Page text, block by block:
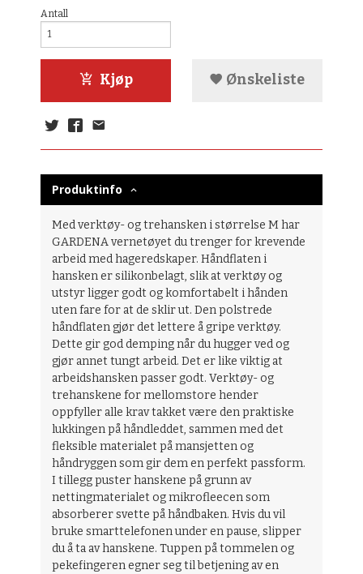
Antall
Kjøp Ønskeliste
Produktinfo
Med verktøy- og trehansken i størrelse M har
GARDENA vernetøyet du trenger for krevende
arbeid med hageredskaper. Håndflaten i
hansken er silikonbelagt, slik at verktøy og
utstyr ligger godt og komfortabelt i hånden
uten fare for at de sklir ut. Den polstrede
håndflaten gjør det lettere å gripe verktøy.
Dette gir god demping når du hugger ved og
gjør annet tungt arbeid. Det er like viktig at
arbeidshansken passer godt. Verktøy- og
trehanskene for mellomstore hender
oppfyller alle krav takket være den praktiske
lukkingen på håndleddet, sammen med det
fleksible materialet på mansjetten og
håndryggen som gir dem en perfekt passform.
I tillegg puster hanskene på grunn av
nettingmaterialet og mikrofleecen som
absorberer svette på håndbaken. Hvis du vil
bruke smarttelefonen under en pause, slipper
du å ta av hanskene. Tuppen på tommelen og
pekefingeren egner seg til betjening av en